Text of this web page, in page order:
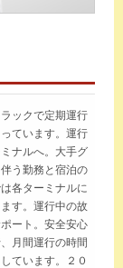
ックで定期運行
ています。運行
ナルへ。大手グ
う勤務と宿泊の
各ターミナルに
す。運行中の故
ート。安全安心
月間運行の時間
ています。２０